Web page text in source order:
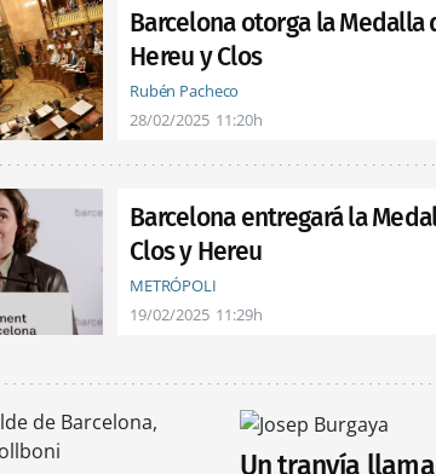
Barcelona otorga la Medalla
Hereu y Clos
Rubén Pacheco
28/02/2025 11:20h
Barcelona entregará la
Clos y Hereu
METRÓPOLI
19/02/2025 11:29h
Un tranvía